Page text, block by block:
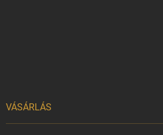
VÁSÁRLÁS